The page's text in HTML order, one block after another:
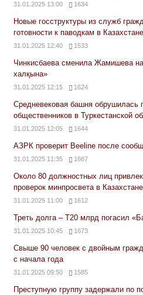
31.01.2025 13:00 1634
Новые госструктуры из служб
готовности к паводкам в Казахстане
31.01.2025 12:40 1533
Чинкисбаева сменила Жамишева
халқына»
31.01.2025 12:15 1624
Средневековая башня обрушилась
общественников в Туркестанской
31.01.2025 12:05 1644
АЗРК проверит Beeline после
31.01.2025 11:35 1687
Около 80 должностных лиц
проверок минпросвета в Казахстане
31.01.2025 11:00 1612
Треть долга – Т20 млрд погасил
31.01.2025 10:45 1673
Свыше 90 человек с двойным
с начала года
31.01.2025 09:50 1585
Преступную группу задержали по